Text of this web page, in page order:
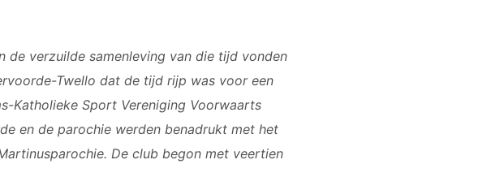
de verzuilde samenleving van die tijd vonden
Twello dat de tijd rijp was voor een
Katholieke Sport Vereniging Voorwaarts
en de parochie werden benadrukt met het
De club begon met veertien